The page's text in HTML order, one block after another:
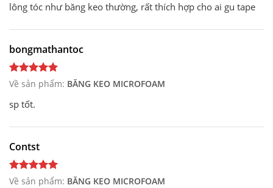
lông tóc như băng keo thường, rất thích hợp cho ai gu tape
bongmathantoc
Về sản phẩm: BĂNG KEO MICROFOAM
sp tốt.
Contst
Về sản phẩm: BĂNG KEO MICROFOAM